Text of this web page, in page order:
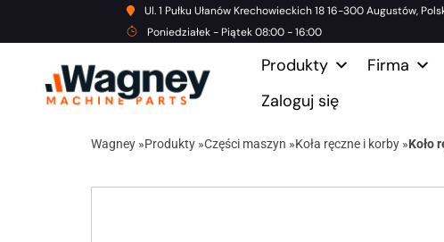
Ul. 1 Pułku Ułanów Krechowieckich 18 16-300 Augustów,
Poniedziałek - Piątek 08:00 - 16:00
Produkty Firma
Zaloguj się
Wagney »Produkty »Części maszyn »Koła ręczne i korby »Koło